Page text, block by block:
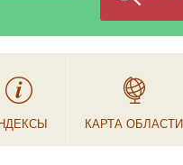
КАРТА ОБЛАСТИ